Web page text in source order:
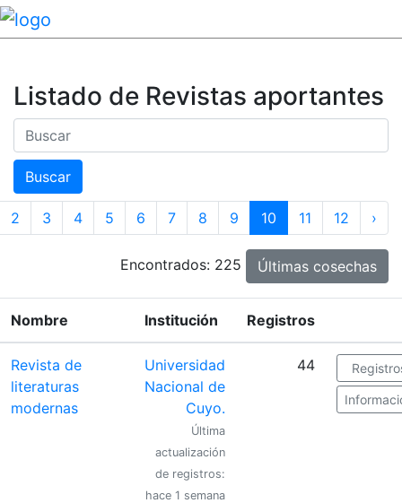
Listado de Revistas aportantes
Buscar
Buscar
2 3 4 5 6 7 8 9 10 11 12 ›
Encontrados: 225 Últimas cosechas
Nombre Institución Registros
Revista de
literaturas
modernas
Universidad
Nacional de
Cuyo.
Última
actualización
de registros:
hace 1 semana
44